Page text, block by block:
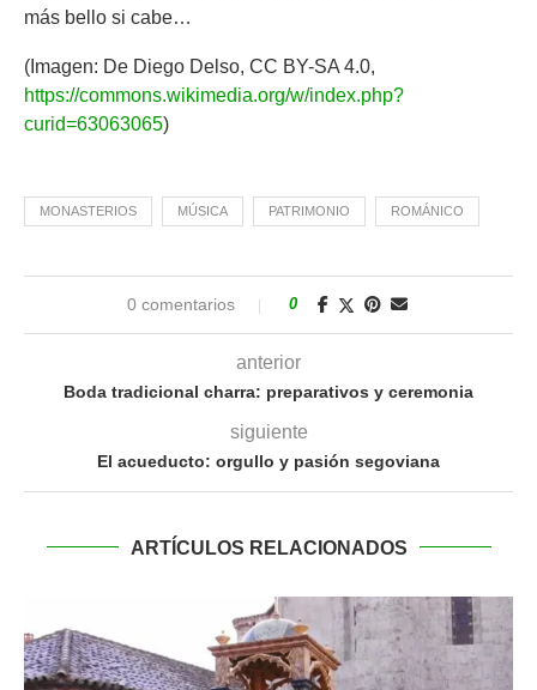
más bello si cabe…
(Imagen: De Diego Delso, CC BY-SA 4.0,
https://commons.wikimedia.org/w/index.php?
curid=63063065)
MONASTERIOS MÚSICA PATRIMONIO ROMÁNICO
0 comentarios 0
anterior
Boda tradicional charra: preparativos y ceremonia
siguiente
El acueducto: orgullo y pasión segoviana
ARTÍCULOS RELACIONADOS